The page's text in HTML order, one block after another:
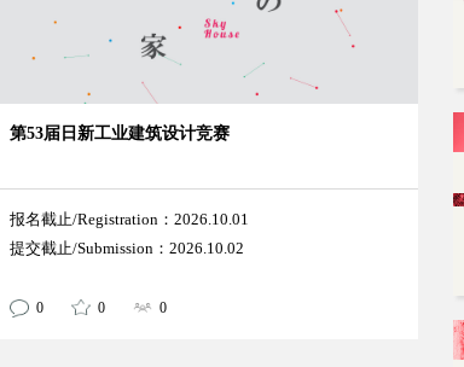
第53届日新工业建筑设计竞赛
报名截止/Registration：2026.10.01
提交截止/Submission：2026.10.02
0 0 0